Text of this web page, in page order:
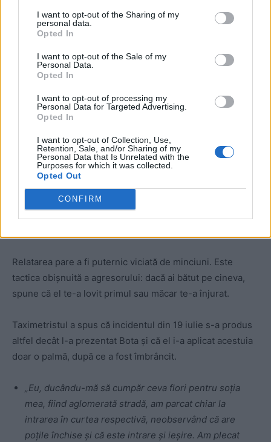
I want to opt-out of the Sharing of my
personal data.
Opted In
I want to opt-out of the Sale of my
Personal Data.
Opted In
I want to opt-out of processing my
Personal Data for Targeted Advertising.
Opted In
I want to opt-out of Collection, Use,
Retention, Sale, and/or Sharing of my
Personal Data that Is Unrelated with the
Purposes for which it was collected.
Opted Out
CONFIRM
ad
Taximetristul bătăuș a fost identificat, a primit două
amenzi și este cercetat penal. El nu vrea să stea de vorbă
cu presa, nici să-și spună numele, dar și-a transmis
Relatarea pare a fi puternic viciată de minciuni. Este
tactica obișnuită a agresorului: dacă ai bătut pe cineva,
spune că el te-a lovit primul sau măcar te-a înjurat.
Taximetristul a spus că incidentul din 19 iulie s-a produs
altfel decât l-a prezentat Bota și că el i-a aplicat acestuia
doar o palmă, după ce a fost îmbrâncit.
„Eu, ducându-mă să cumpăr ceva flori pentru soția
mea, fiind aglomerată stradă, am parcat chiar la
intrarea în curtea respectivă, neobservând că are
poțile închise și că este intrare și ieșire. Am plecat